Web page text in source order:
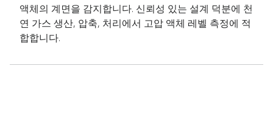
액체의 계면을 감지합니다. 신뢰성 있는 설계 덕분에 천
연 가스 생산, 압축, 처리에서 고압 액체 레벨 측정에 적
합합니다.